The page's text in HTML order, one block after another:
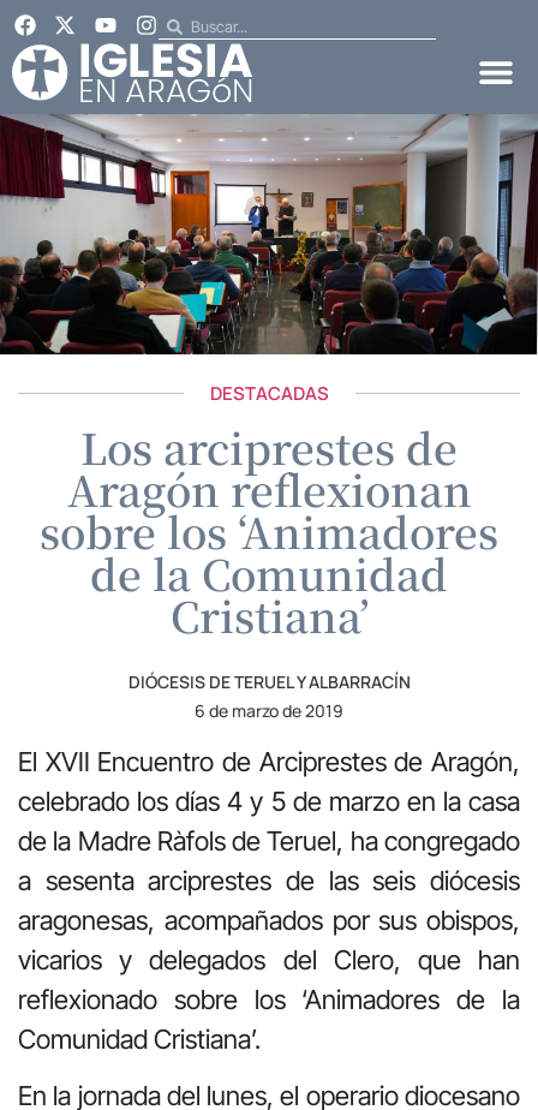
DESTACADAS
Los arciprestes de
Aragón reflexionan
sobre los ‘Animadores
de la Comunidad
Cristiana’
DIÓCESIS DE TERUEL Y ALBARRACÍN
6 de marzo de 2019
El XVII Encuentro de Arciprestes de Aragón,
celebrado los días 4 y 5 de marzo en la casa
de la Madre Ràfols de Teruel, ha congregado
a sesenta arciprestes de las seis diócesis
aragonesas, acompañados por sus obispos,
vicarios y delegados del Clero, que han
reflexionado sobre los ‘Animadores de la
Comunidad Cristiana’.
En la jornada del lunes, el operario diocesano